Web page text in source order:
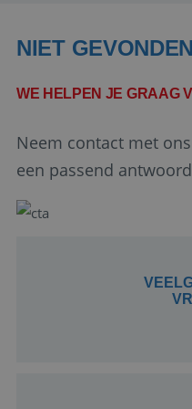
NIET
WE HELPEN JE GRAAG
Neem contact met
een passend